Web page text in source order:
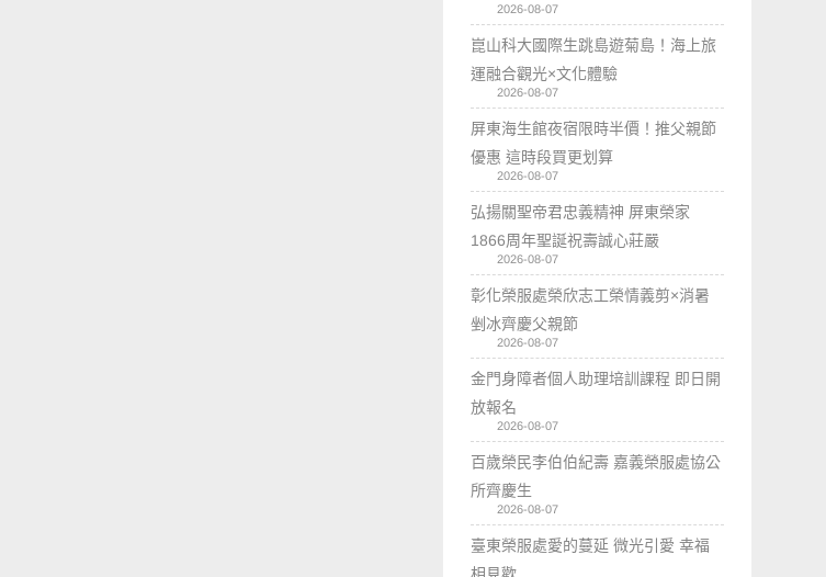
2026-08-07
崑山科大國際生跳島遊菊島！海上旅
運融合觀光×文化體驗
2026-08-07
屏東海生館夜宿限時半價！推父親節
優惠 這時段買更划算
2026-08-07
弘揚關聖帝君忠義精神 屏東榮家
1866周年聖誕祝壽誠心莊嚴
2026-08-07
彰化榮服處榮欣志工榮情義剪×消暑
剉冰齊慶父親節
2026-08-07
金門身障者個人助理培訓課程 即日開
放報名
2026-08-07
百歲榮民李伯伯紀壽 嘉義榮服處協公
所齊慶生
2026-08-07
臺東榮服處愛的蔓延 微光引愛 幸福
相見歡